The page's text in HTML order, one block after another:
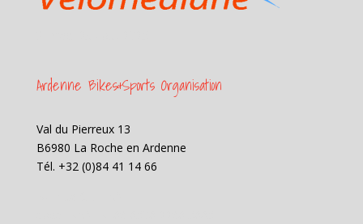
Ardenne Bikes&Sports Organisation
Val du Pierreux 13
B6980 La Roche en Ardenne
Tél. +32 (0)84 41 14 66